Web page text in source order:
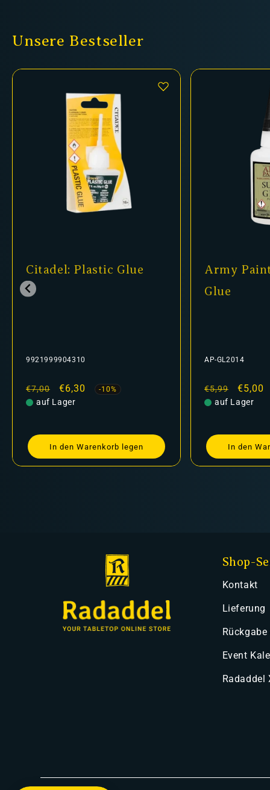
Unsere Bestseller
Army Painter - Super
Glue
AP-GL2014
Normaler
Preis
€5,99 Verkaufspreis
€5,00 -16%
auf Lager
In den Warenkorb legen
Shade:
24-14
9918995304806
Normaler
Preis
€6,30 €5,20
nicht auf Lager
Shop-
Kontakt
Lieferung
Event
Radaddel